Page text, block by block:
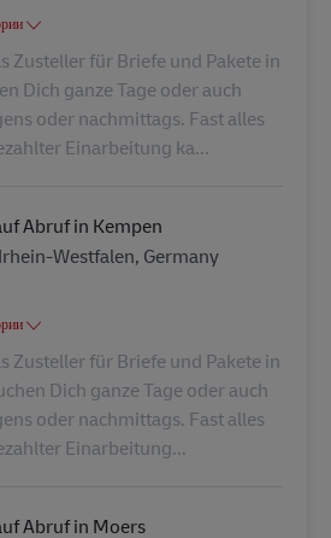
Zusteller für Briefe und Pakete in
Dich ganze Tage oder auch
oder nachmittags. Fast alles
Einarbeitung ka...
Abruf in Kempen
Westfalen, Germany
Zusteller für Briefe und Pakete in
Dich ganze Tage oder auch
oder nachmittags. Fast alles
Einarbeitung...
Abruf in Moers